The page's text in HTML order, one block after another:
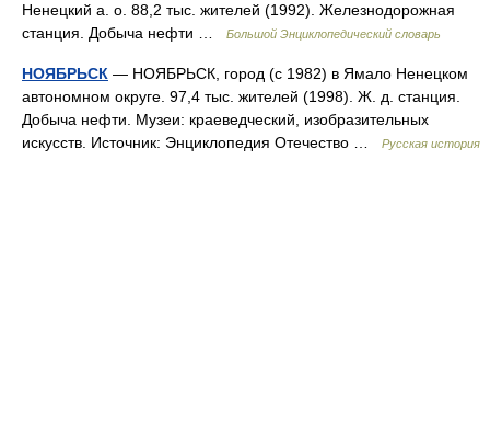
Ненецкий а. о. 88,2 тыс. жителей (1992). Железнодорожная
станция. Добыча нефти …
Большой Энциклопедический словарь
НОЯБРЬСК — НОЯБРЬСК, город (с 1982) в Ямало Ненецком
автономном округе. 97,4 тыс. жителей (1998). Ж. д. станция.
Добыча нефти. Музеи: краеведческий, изобразительных
искусств. Источник: Энциклопедия Отечество …
Русская история